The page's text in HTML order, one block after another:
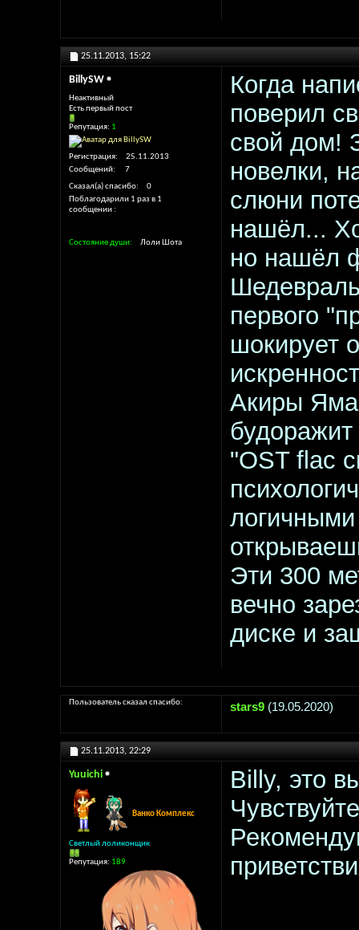
25.11.2013, 15:22
BillySW
Неактивный
Есть первый пост
Репутация: 1
Регистрация
25.11.2013
Сообщений
7
Сказал(а) спасибо
0
Поблагодарили 1 раз в 1
сообщении
Состояние души Лоли Шота
Когда
поверил
свой дом!
новелки,
слюни
нашёл...
но нашёл
первого
шокирует
Акиры
будоражит
"OST flac
Эти 300
вечно
диске и
Пользователь сказал cпасибо: stars9 (19.05.2020)
25.11.2013, 22:29
Yuuichi
Ванко Комплекс
Светлый лоликонщик
Репутация: 189
Billy, это